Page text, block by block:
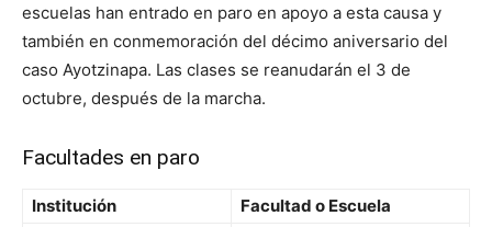
escuelas han entrado en paro en apoyo a esta causa y
también en conmemoración del décimo aniversario del
caso Ayotzinapa. Las clases se reanudarán el 3 de
octubre, después de la marcha.
Facultades en paro
Institución
Facultad o Escuela